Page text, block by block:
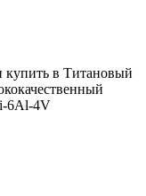
купить в Титановый
6Al-4V